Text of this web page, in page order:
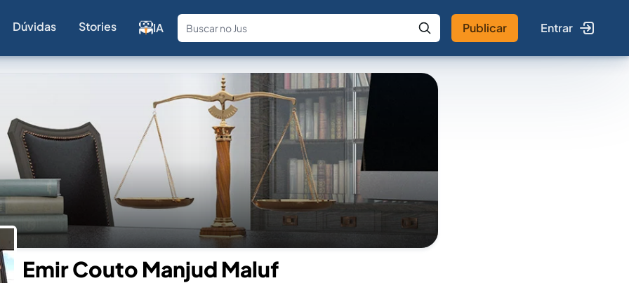
Dúvidas Stories IA
Fale com a IA Buscar no Jus
Publicar Entrar
Emir Couto Manjud Maluf